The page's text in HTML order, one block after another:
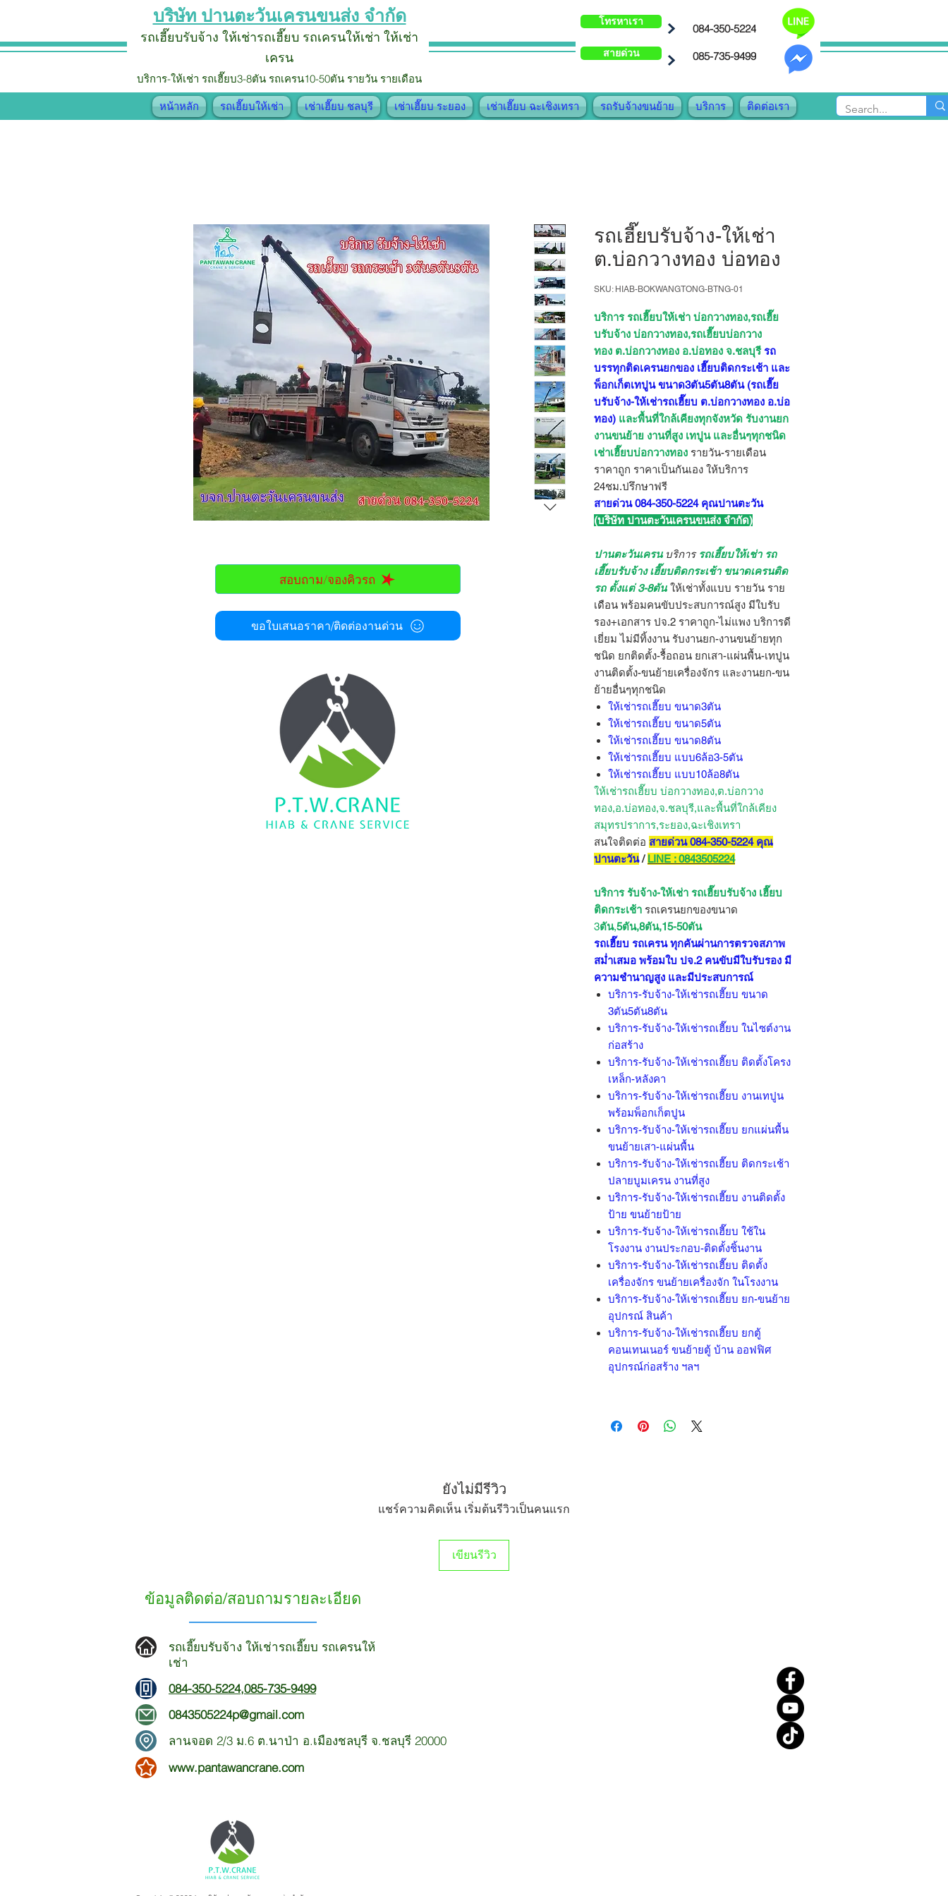
บริษัท ปานตะวันเครนขนส่ง จำกัด
รถเฮี๊ยบรับจ้าง ให้เช่ารถเฮี๊ยบ รถเครนให้เช่า ให้เช่า
เครน
บริการ-ให้เช่า รถเฮี๊ยบ3-8ตัน รถเครน10-50ตัน รายวัน รายเดือน
โทรหาเรา
สายด่วน
084-350-5224
085-735-9499
หน้าหลัก รถเฮี๊ยบให้เช่า เช่าเฮี๊ยบ ชลบุรี เช่าเฮี๊ยบ ระยอง เช่าเฮี๊ยบ ฉะเชิงเทรา รถรับจ้างขนย้าย บริการ ติดต่อเรา
รถเฮี๊ยบรับจ้าง-ให้เช่า
ต.บ่อกวางทอง บ่อทอง
SKU: HIAB-BOKWANGTONG-BTNG-01
บริการ รถเฮี๊ยบให้เช่า บ่อกวางทอง,รถเฮี๊ย
บรับจ้าง บ่อกวางทอง,รถเฮี๊ยบบ่อกวาง
ทอง ต.บ่อกวางทอง อ.บ่อทอง จ.ชลบุรีรถ
บรรทุกติดเครนยกของ เฮี๊ยบติดกระเช้า และ
พ็อกเก็ตเทปูน ขนาด3ตัน5ตัน8ตัน (รถเฮี๊ย
บรับจ้าง-ให้เช่ารถเฮี๊ยบ ต.บ่อกวางทอง อ.บ่อ
ทอง) และพื้นที่ใกล้เคียงทุกจังหวัด รับงานยก
งานขนย้าย งานที่สูง เทปูน และอื่นๆทุกชนิด
เช่าเฮี๊ยบบ่อกวางทอง รายวัน-รายเดือน
ราคาถูก ราคาเป็นกันเอง ให้บริการ
24ชม.ปรึกษาฟรี
สายด่วน 084-350-5224 คุณปานตะวัน
(บริษัท ปานตะวันเครนขนส่ง จำกัด)
ปานตะวันเครนบริการ รถเฮี๊ยบให้เช่า รถ
เฮี๊ยบรับจ้าง เฮี๊ยบติดกระเช้า ขนาดเครนติด
รถ ตั้งแต่ 3-8ตัน ให้เช่าทั้งแบบ รายวัน ราย
เดือน พร้อมคนขับประสบการณ์สูง มีใบรับ
รอง+เอกสาร ปจ.2 ราคาถูก-ไม่แพง บริการดี
เยี่ยม ไม่มีทิ้งงาน รับงานยก-งานขนย้ายทุก
ชนิด ยกติดตั้ง-รื้อถอน ยกเสา-แผ่นพื้น-เทปูน
งานติดตั้ง-ขนย้ายเครื่องจักร และงานยก-ขน
ย้ายอื่นๆทุกชนิด
ให้เช่ารถเฮี๊ยบ ขนาด3ตัน
ให้เช่ารถเฮี๊ยบ ขนาด5ตัน
ให้เช่ารถเฮี๊ยบ ขนาด8ตัน
ให้เช่ารถเฮี๊ยบ แบบ6ล้อ3-5ตัน
ให้เช่ารถเฮี๊ยบ แบบ10ล้อ8ตัน
ให้เช่ารถเฮี๊ยบ บ่อกวางทอง,ต.บ่อกวาง
ทอง,อ.บ่อทอง,จ.ชลบุรี,และพื้นที่ใกล้เคียง
สมุทรปราการ,ระยอง,ฉะเชิงเทรา
สนใจติดต่อ สายด่วน 084-350-5224 คุณ
ปานตะวัน/ LINE : 0843505224
บริการ รับจ้าง-ให้เช่า รถเฮี๊ยบรับจ้าง เฮี๊ยบ
ติดกระเช้า รถเครนยกของขนาด
3ตัน,5ตัน,8ตัน,15-50ตัน
รถเฮี๊ยบ รถเครน ทุกคันผ่านการตรวจสภาพ
สม่ำเสมอ พร้อมใบ ปจ.2 คนขับมีใบรับรอง มี
ความชำนาญสูง และมีประสบการณ์
บริการ-รับจ้าง-ให้เช่ารถเฮี๊ยบ ขนาด
3ตัน5ตัน8ตัน
บริการ-รับจ้าง-ให้เช่ารถเฮี๊ยบ ในไซต์งาน
ก่อสร้าง
บริการ-รับจ้าง-ให้เช่ารถเฮี๊ยบ ติดตั้งโครง
เหล็ก-หลังคา
บริการ-รับจ้าง-ให้เช่ารถเฮี๊ยบ งานเทปูน
พร้อมพ็อกเก็ตปูน
บริการ-รับจ้าง-ให้เช่ารถเฮี๊ยบ ยกแผ่นพื้น
ขนย้ายเสา-แผ่นพื้น
บริการ-รับจ้าง-ให้เช่ารถเฮี๊ยบ ติดกระเช้า
ปลายบูมเครน งานที่สูง
บริการ-รับจ้าง-ให้เช่ารถเฮี๊ยบ งานติดตั้ง
ป้าย ขนย้ายป้าย
บริการ-รับจ้าง-ให้เช่ารถเฮี๊ยบ ใช้ใน
โรงงาน งานประกอบ-ติดตั้งชิ้นงาน
บริการ-รับจ้าง-ให้เช่ารถเฮี๊ยบ ติดตั้ง
เครื่องจักร ขนย้ายเครื่องจัก ในโรงงาน
บริการ-รับจ้าง-ให้เช่ารถเฮี๊ยบ ยก-ขนย้าย
อุปกรณ์ สินค้า
บริการ-รับจ้าง-ให้เช่ารถเฮี๊ยบ ยกตู้
คอนเทนเนอร์ ขนย้ายตู้ บ้าน ออฟฟิศ
อุปกรณ์ก่อสร้าง ฯลฯ
ยังไม่มีรีวิว
แชร์ความคิดเห็น เริ่มต้นรีวิวเป็นคนแรก
เขียนรีวิว
สอบถาม/จองคิวรถ
ขอใบเสนอราคา/ติดต่องานด่วน
ข้อมูลติดต่อ/สอบถามรายละเอียด
รถเฮี๊ยบรับจ้าง ให้เช่ารถเฮี๊ยบ รถเครนให้
เช่า
084-350-5224,085-735-9499
0843505224p@gmail.com
ลานจอด 2/3 ม.6 ต.นาป่า อ.เมืองชลบุรี จ.ชลบุรี 20000
www.pantawancrane.com